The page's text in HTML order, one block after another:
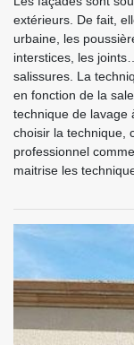
extérieurs. De fait,
urbaine, les
interstices, les
salissures. La
en fonction de la
technique de
choisir la technique,
professionnel
maitrise les